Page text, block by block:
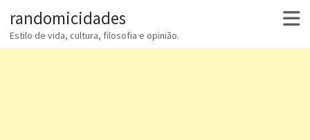
randomicidades
Estilo de vida, cultura, filosofia e opinião.